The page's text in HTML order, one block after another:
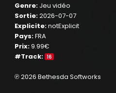
Genre: Jeu vidéo
Sortie:2026-07-07
Explicite:notExplicit
Pays:FRA
Prix:9.99€
#Track: 16
℗ 2026 Bethesda Softworks